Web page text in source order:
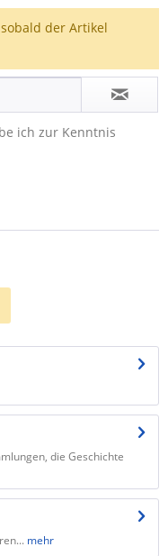
der Artikel
ich zur Kenntnis
die Geschichte
mehr